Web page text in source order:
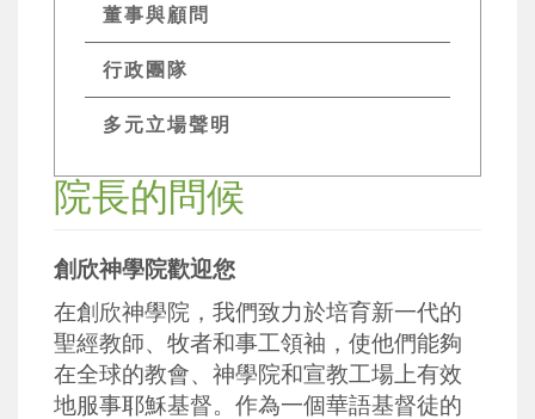
董事與顧問
行政團隊
多元立場聲明
院長的問候
創欣神學院歡迎您
在創欣神學院，我們致力於培育新一代的
聖經教師、牧者和事工領袖，使他們能夠
在全球的教會、神學院和宣教工場上有效
地服事耶穌基督。作為一個華語基督徒的